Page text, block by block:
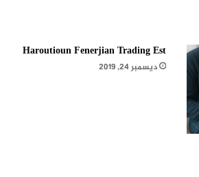
Haroutioun Fenerjian Trading Est
ديسمبر 24, 2019